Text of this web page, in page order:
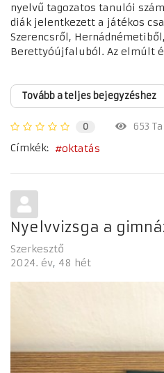
nyelvű tagozatos tanulói
diák jelentkezett a játékos
Szerencsről,
Berettyóújfaluból. Az elmúlt
Tovább a teljes bejegyzéshez
0
653
Címkék:
oktatás
Nyelvvizsga a
Szerkesztő
2024. év 48 hét